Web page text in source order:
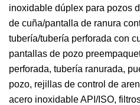
inoxidable dúplex para pozos
de cuña/pantalla de ranura
tubería/tubería perforada con
pantallas de pozo
perforada, tubería ranurada,
pozo, rejillas de control de
acero inoxidable API/ISO,